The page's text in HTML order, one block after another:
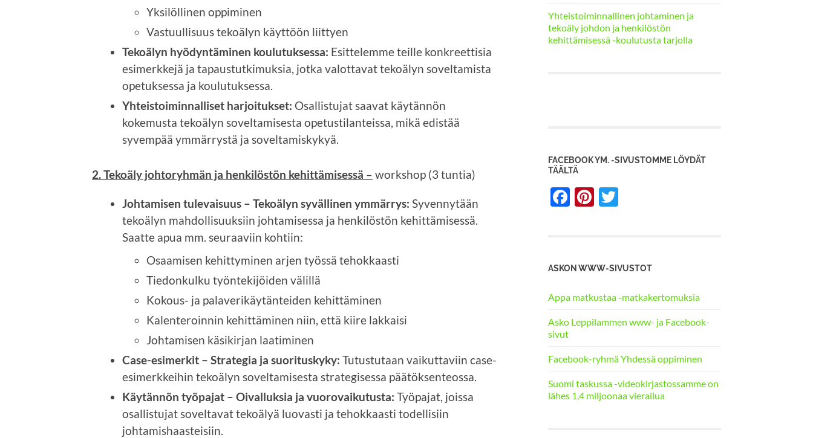
Yksilöllinen oppiminen
Vastuullisuus tekoälyn käyttöön liittyen
Tekoälyn hyödyntäminen koulutuksessa: Esittelemme teille konkreettisia
esimerkkejä ja tapaustutkimuksia, jotka valottavat tekoälyn soveltamista
opetuksessa ja koulutuksessa.
Yhteistoiminnalliset harjoitukset: Osallistujat saavat käytännön
kokemusta tekoälyn soveltamisesta opetustilanteissa, mikä edistää
syvempää ymmärrystä ja soveltamiskykyä.
2. Tekoäly johtoryhmän ja henkilöstön kehittämisessä – workshop (3 tuntia)
Johtamisen tulevaisuus – Tekoälyn syvällinen ymmärrys: Syvennytään
tekoälyn mahdollisuuksiin johtamisessa ja henkilöstön kehittämisessä.
Saatte apua mm. seuraaviin kohtiin:
Osaamisen kehittyminen arjen työssä tehokkaasti
Tiedonkulku työntekijöiden välillä
Kokous- ja palaverikäytänteiden kehittäminen
Kalenteroinnin kehittäminen niin, että kiire lakkaisi
Johtamisen käsikirjan laatiminen
Case-esimerkit – Strategia ja suorituskyky: Tutustutaan vaikuttaviin case-
esimerkkeihin tekoälyn soveltamisesta strategisessa päätöksenteossa.
Käytännön työpajat – Oivalluksia ja vuorovaikutusta: Työpajat, joissa
osallistujat soveltavat tekoälyä luovasti ja tehokkaasti todellisiin
johtamishaasteisiin.
Yhteistoiminnallinen johtaminen ja
tekoäly johdon ja henkilöstön
kehittämisessä -koulutusta tarjolla
FACEBOOK YM. -SIVUSTOMME LÖYDÄT
TÄÄLTÄ
Facebook
Pinterest
ASKON WWW-SIVUSTOT
Appa matkustaa -matkakertomuksia
Asko Leppilammen www- ja Facebook-
sivut
Facebook-ryhmä Yhdessä oppiminen
Suomi taskussa -videokirjastossamme on
lähes 1,4 miljoonaa vierailua